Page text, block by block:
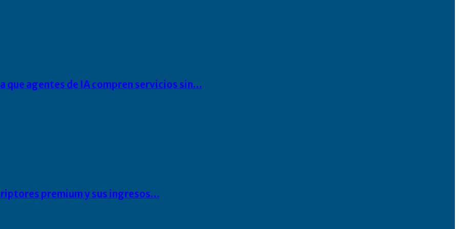
agentes de IA compren servicios sin…
premium y sus ingresos…